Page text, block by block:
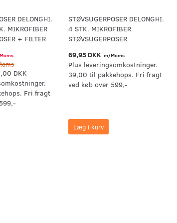
DELONGHI.
MIKROFIBER
+ FILTER
DKK
Fri fragt
STØVSUGERPOSER DELONGHI.
4 STK. MIKROFIBER
STØVSUGERPOSER
69,95 DKK m/Moms
Plus leveringsomkostninger.
39,00 til pakkehops. Fri fragt
ved køb over 599,-
Læg i kurv